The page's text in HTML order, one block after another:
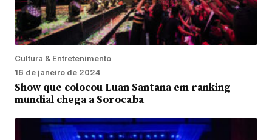
Cultura & Entretenimento
16 de janeiro de 2024
Show que colocou Luan Santana em ranking
mundial chega a Sorocaba